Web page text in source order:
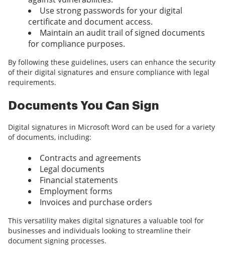
Use strong passwords for your digital
certificate and document access.
Maintain an audit trail of signed documents
for compliance purposes.
By following these guidelines, users can enhance the security
of their digital signatures and ensure compliance with legal
requirements.
Documents You Can Sign
Digital signatures in Microsoft Word can be used for a variety
of documents, including:
Contracts and agreements
Legal documents
Financial statements
Employment forms
Invoices and purchase orders
This versatility makes digital signatures a valuable tool for
businesses and individuals looking to streamline their
document signing processes.